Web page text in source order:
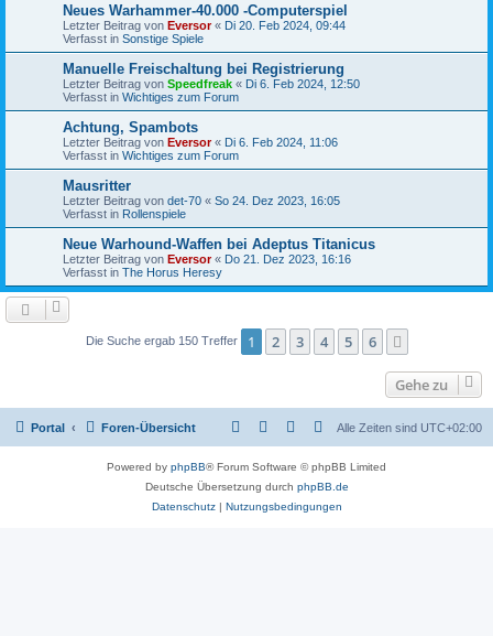
Neues Warhammer-40.000 -Computerspiel
Letzter Beitrag von Eversor« Di 20. Feb 2024, 09:44
Verfasst in Sonstige Spiele
Manuelle Freischaltung bei Registrierung
Letzter Beitrag von Speedfreak « Di 6. Feb 2024, 12:50
Verfasst in Wichtiges zum Forum
Achtung, Spambots
Letzter Beitrag von Eversor« Di 6. Feb 2024, 11:06
Verfasst in Wichtiges zum Forum
Mausritter
Letzter Beitrag von det-70 « So 24. Dez 2023, 16:05
Verfasst in Rollenspiele
Neue Warhound-Waffen bei Adeptus Titanicus
Letzter Beitrag von Eversor« Do 21. Dez 2023, 16:16
Verfasst in The Horus Heresy
Die Suche ergab 150 Treffer 1 2 3 4 5 6
Gehe zu
Portal Foren-Übersicht Alle Zeiten sind UTC+02:00
Powered by phpBB® Forum Software © phpBB Limited
Deutsche Übersetzung durch phpBB.de
Datenschutz| Nutzungsbedingungen